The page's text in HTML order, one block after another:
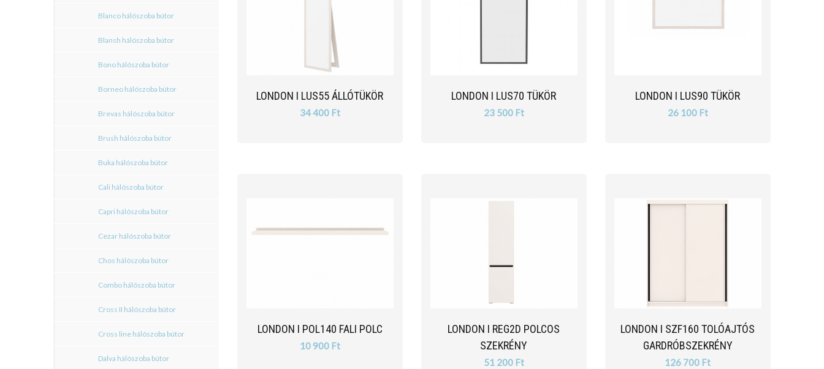
Blanco hálószoba bútor
Blansh hálószoba bútor
Bono hálószoba bútor
Borneo hálószoba bútor
Brevas hálószoba bútor
Brush hálószoba bútor
Buka hálószoba bútor
Cali hálószoba bútor
Capri hálószoba bútor
Cezar hálószoba bútor
Chos hálószoba bútor
Combo hálószoba bútor
Cross II hálószoba bútor
Cross line hálószoba bútor
Dalva hálószoba bútor
LONDON I LUS55 ÁLLÓTÜKÖR
34 400 Ft
LONDON I LUS70 TÜKÖR
23 500 Ft
LONDON I LUS90 TÜKÖR
26 100 Ft
LONDON I POL140 FALI POLC
10 900 Ft
LONDON I REG2D POLCOS
SZEKRÉNY
51 200 Ft
LONDON I SZF160 TOLÓAJTÓS
GARDRÓBSZEKRÉNY
126 700 Ft